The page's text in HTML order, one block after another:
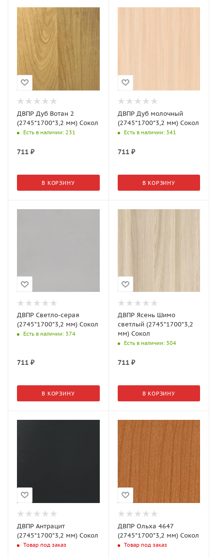
ДВПР Дуб Вотан 2
(2745*1700*3,2 мм) Сокол
Есть в наличии: 231
711 ₽
В КОРЗИНУ
ДВПР Дуб молочный
(2745*1700*3,2 мм) Сокол
Есть в наличии: 341
711₽
В КОРЗИНУ
ДВПР Светло-серая
(2745*1700*3,2 мм) Сокол
Есть в наличии: 374
711 ₽
В КОРЗИНУ
ДВПР Ясень Шимо
светлый (2745*1700*3,2
мм) Сокол
Есть в наличии: 304
711₽
В КОРЗИНУ
ДВПР Антрацит
(2745*1700*3,2 мм) Сокол
Товар под заказ
ДВПР Ольха 4647
(2745*1700*3,2 мм) Сокол
Товар под заказ